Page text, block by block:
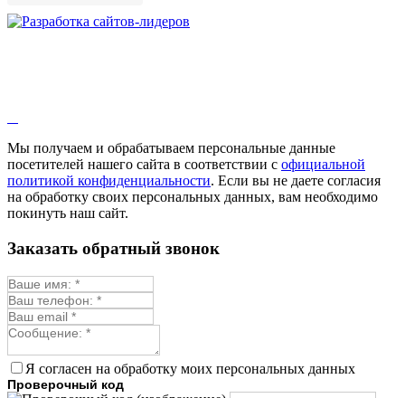
Змееголовник
Мыльнянка
Мята
Овсяный корень
Огуречная трава
Пустырник
Репешок
Синюха
Смесь лекарственных
Стевия
Тимьян ползучий (чабрец)
Мы получаем и обрабатываем персональные данные
посетителей нашего сайта в соответствии с официальной
политикой конфиденциальности. Если вы не даете согласия
на обработку своих персональных данных, вам необходимо
покинуть наш сайт.
Заказать обратный звонок
Я согласен на обработку моих персональных данных
Проверочный код